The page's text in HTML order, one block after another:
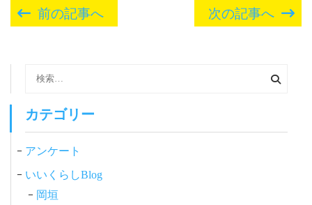
投
稿
ゲ
シ
ョ
ン
前の記事へ 次の記事へ
カテゴリー
アンケート
いいくらしBlog
岡垣